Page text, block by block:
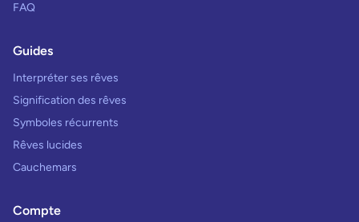
FAQ
Guides
Interpréter ses rêves
Signification des rêves
Symboles récurrents
Rêves lucides
Cauchemars
Compte